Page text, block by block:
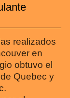
realizados
en
obtuvo el
Quebec y